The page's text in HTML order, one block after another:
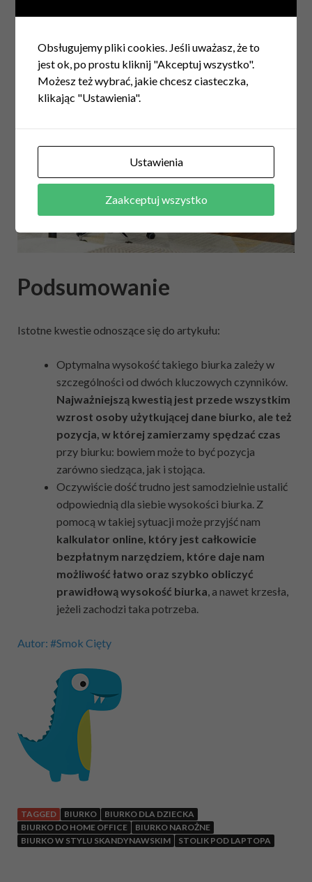
ciała podczas codziennej pracy.
Podsumowanie
Istotne kwestie odnoszące się do artykułu:
Optymalna wysokość takiego biurka zależy w
szczególności od dwóch kluczowych czynników.
Najważniejszą kwestią jest przede wszystkim
wzrost osoby użytkującej dane biurko, ale też
pozycja, w której zamierzamy spędzać czas
przy biurku: bowiem może to być pozycja
zarówno siedząca, jak i stojąca.
Oczywiście dość trudno jest samodzielnie ustalić
odpowiednią dla siebie wysokości biurka. Z
pomocą w takiej sytuacji może przyjść nam
kalkulator online, który jest całkowicie
bezpłatnym narzędziem, które daje nam
możliwość łatwo oraz szybko obliczyć
prawidłową wysokość biurka, a nawet krzesła,
jeżeli zachodzi taka potrzeba.
Autor: #Smok Cięty
TAGGED BIURKO
BIURKO DLA DZIECKA
BIURKO DO HOME OFFICE
BIURKO NAROŻNE
BIURKO W STYLU SKANDYNAWSKIM
STOLIK POD LAPTOPA
Obsługujemy pliki cookies. Jeśli uważasz, że to
jest ok, po prostu kliknij "Akceptuj wszystko".
Możesz też wybrać, jakie chcesz ciasteczka,
klikając "Ustawienia".
Ustawienia
Zaakceptuj wszystko